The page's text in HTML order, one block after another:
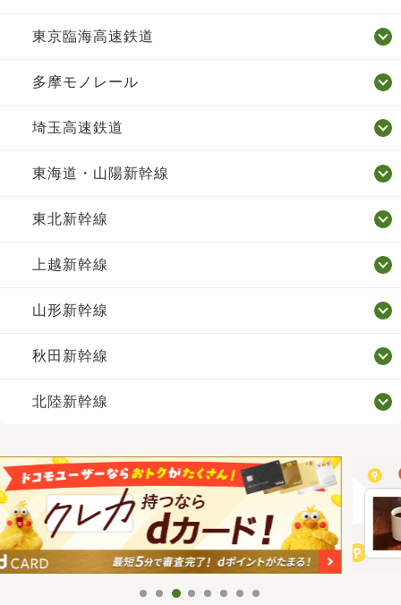
東京臨海高速鉄道
多摩モノレール
埼玉高速鉄道
東海道・山陽新幹線
東北新幹線
上越新幹線
山形新幹線
秋田新幹線
北陸新幹線